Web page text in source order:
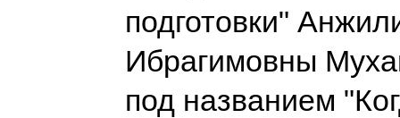
подготовки"
Ибрагимовны
под названием